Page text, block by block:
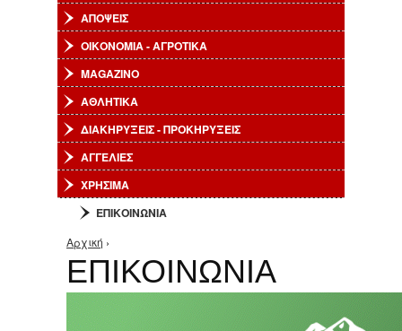
ΑΠΟΨΕΙΣ
ΟΙΚΟΝΟΜΙΑ - ΑΓΡΟΤΙΚΑ
MAGAZINO
ΑΘΛΗΤΙΚΑ
ΔΙΑΚΗΡΥΞΕΙΣ - ΠΡΟΚΗΡΥΞΕΙΣ
ΑΓΓΕΛΙΕΣ
ΧΡΗΣΙΜΑ
ΕΠΙΚΟΙΝΩΝΙΑ
Είστε εδώ
Αρχική ›
ΕΠΙΚΟΙΝΩΝΙΑ